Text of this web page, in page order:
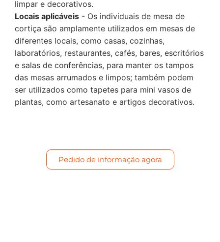
limpar e decorativos.
Locais aplicáveis - Os individuais de mesa de
cortiça são amplamente utilizados em mesas de
diferentes locais, como casas, cozinhas,
laboratórios, restaurantes, cafés, bares, escritórios
e salas de conferências, para manter os tampos
das mesas arrumados e limpos; também podem
ser utilizados como tapetes para mini vasos de
plantas, como artesanato e artigos decorativos.
Pedido de informação agora